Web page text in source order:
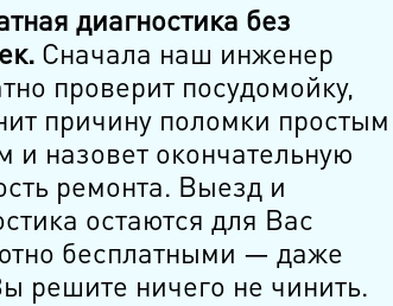
диагностика без
Сначала наш инженер
проверит посудомойку,
причину поломки простым
и назовет окончательную
ремонта. Выезд и
остаются для Вас
бесплатными — даже
решите ничего не чинить.